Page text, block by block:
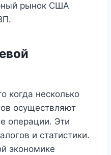
рынок США
когда несколько
осуществляют
операции. Эти
и статистики.
экономике